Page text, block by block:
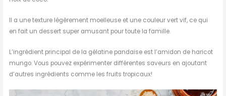
Il a une texture légèrement moelleuse et une couleur vert vif, ce qui
en fait un dessert super amusant pour toute la famille.
L’ingrédient principal de la gélatine pandaise est l’amidon de haricot
mungo. Vous pouvez expérimenter différentes saveurs en ajoutant
d’autres ingrédients comme les fruits tropicaux!